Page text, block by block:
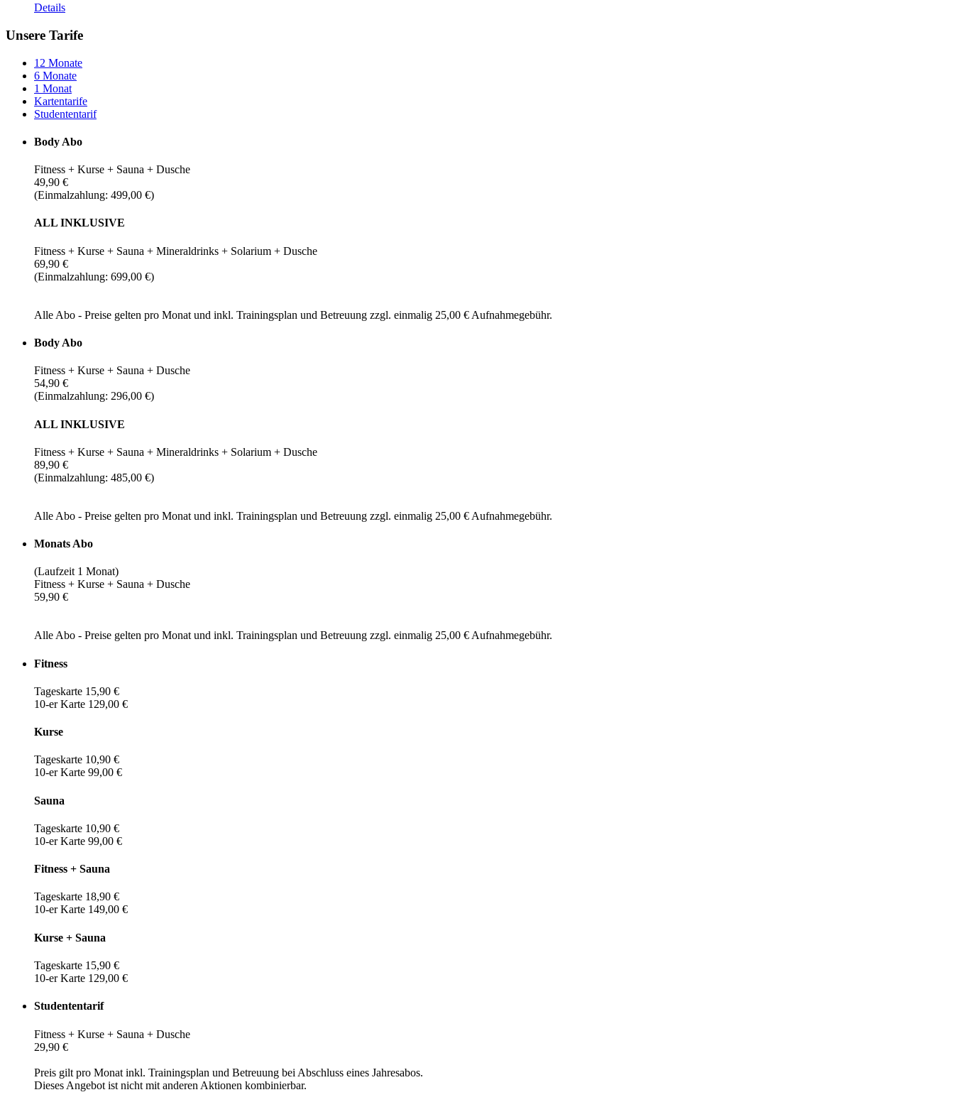
Details
Unsere Tarife
12 Monate
6 Monate
1 Monat
Kartentarife
Studententarif
Body Abo
Fitness + Kurse + Sauna + Dusche
49,90 €
(Einmalzahlung: 499,00 €)
ALL INKLUSIVE
Fitness + Kurse + Sauna + Mineraldrinks + Solarium + Dusche
69,90 €
(Einmalzahlung: 699,00 €)
Alle Abo - Preise gelten pro Monat und inkl. Trainingsplan und Betreuung zzgl. einmalig 25,00 € Aufnahmegebühr.
Body Abo
Fitness + Kurse + Sauna + Dusche
54,90 €
(Einmalzahlung: 296,00 €)
ALL INKLUSIVE
Fitness + Kurse + Sauna + Mineraldrinks + Solarium + Dusche
89,90 €
(Einmalzahlung: 485,00 €)
Alle Abo - Preise gelten pro Monat und inkl. Trainingsplan und Betreuung zzgl. einmalig 25,00 € Aufnahmegebühr.
Monats Abo
(Laufzeit 1 Monat)
Fitness + Kurse + Sauna + Dusche
59,90 €
Alle Abo - Preise gelten pro Monat und inkl. Trainingsplan und Betreuung zzgl. einmalig 25,00 € Aufnahmegebühr.
Fitness
Tageskarte 15,90 €
10-er Karte 129,00 €
Kurse
Tageskarte 10,90 €
10-er Karte 99,00 €
Sauna
Tageskarte 10,90 €
10-er Karte 99,00 €
Fitness + Sauna
Tageskarte 18,90 €
10-er Karte 149,00 €
Kurse + Sauna
Tageskarte 15,90 €
10-er Karte 129,00 €
Studententarif
Fitness + Kurse + Sauna + Dusche
29,90 €
Preis gilt pro Monat inkl. Trainingsplan und Betreuung bei Abschluss eines Jahresabos.
Dieses Angebot ist nicht mit anderen Aktionen kombinierbar.